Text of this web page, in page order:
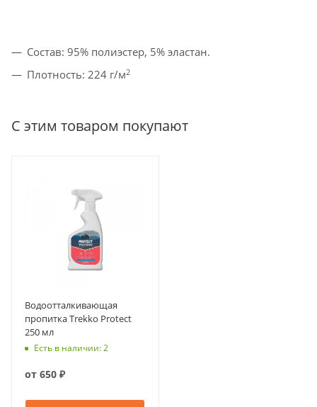
Состав: 95% полиэстер, 5% эластан.
Плотность: 224 г/м2
С этим товаром покупают
Водоотталкивающая
пропитка Trekko Protect
250 мл
Есть в наличии: 2
от 650 ₽